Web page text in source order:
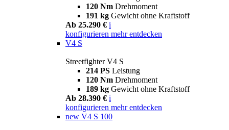
120 Nm Drehmoment
191 kg Gewicht ohne Kraftstoff
Ab 25.290 € i
konfigurieren mehr entdecken
V4 S
Streetfighter V4 S
214 PS Leistung
120 Nm Drehmoment
189 kg Gewicht ohne Kraftstoff
Ab 28.390 € i
konfigurieren mehr entdecken
new V4 S 100